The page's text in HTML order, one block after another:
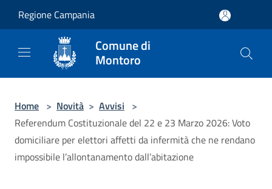
Regione Campania
Comune di
Montoro
Home > Novità > Avvisi >
Referendum Costituzionale del 22 e 23 Marzo 2026: Voto
domiciliare per elettori affetti da infermità che ne rendano
impossibile l’allontanamento dall’abitazione